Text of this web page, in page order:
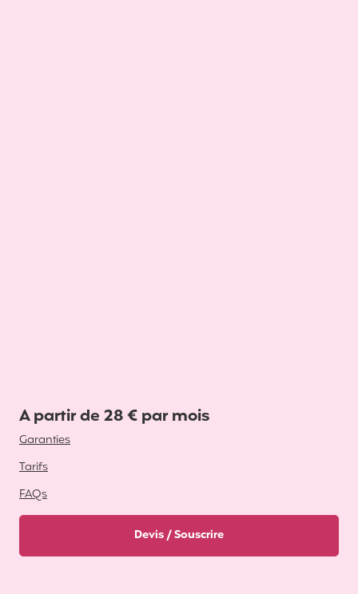
A partir de 28 € par mois
Garanties
Tarifs
FAQs
Devis / Souscrire